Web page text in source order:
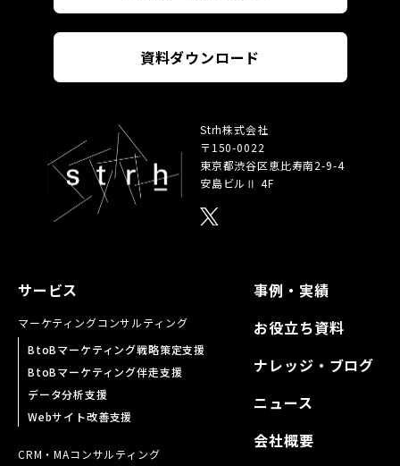
資料ダウンロード
Strh株式会社
〒150-0022
東京都渋谷区恵比寿南2-9-4
安島ビルⅡ 4F
サービス
マーケティングコンサルティング
BtoBマーケティング戦略策定支援
BtoBマーケティング伴走支援
データ分析支援
Webサイト改善支援
CRM・MAコンサルティング
事例・実績
お役立ち資料
ナレッジ・ブログ
ニュース
会社概要